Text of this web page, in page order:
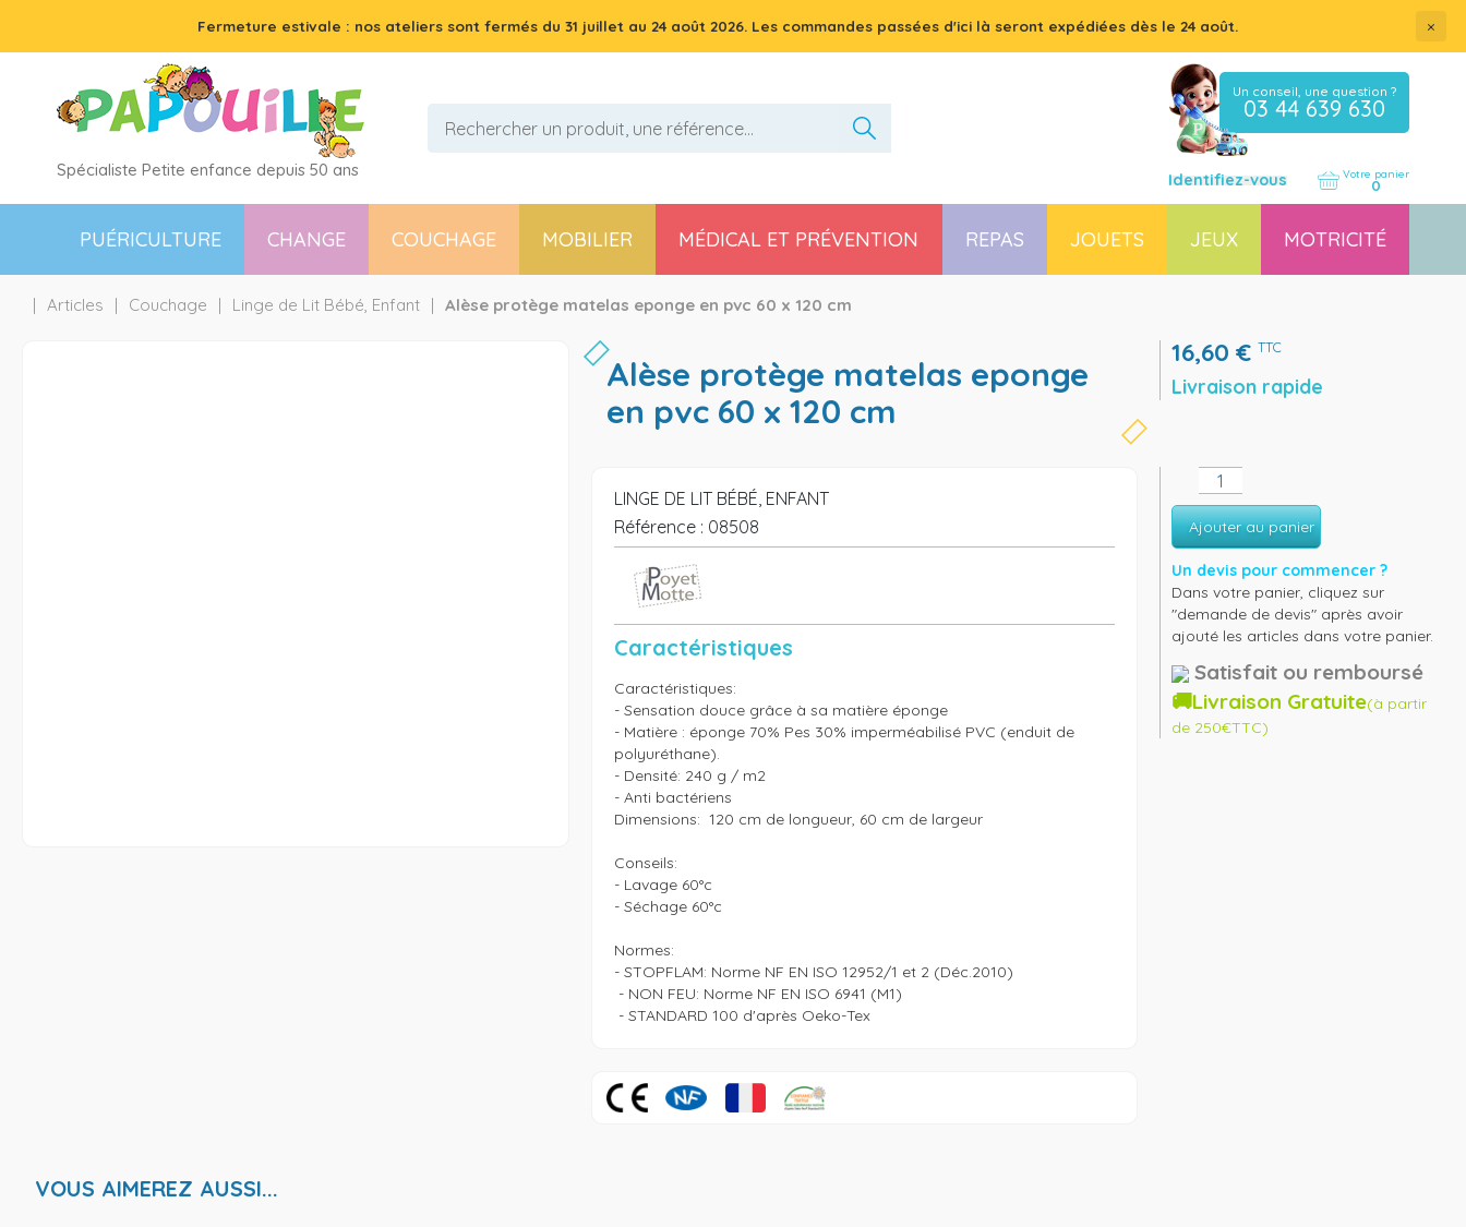
Fermeture estivale : nos ateliers sont fermés du 31 juillet au 24 août 2026. Les commandes passées d'ici là seront expédiées dès le 24 août. ×
Spécialiste Petite enfance depuis 50 ans
Un conseil, une question ?
03 44 639 630
Identifiez-vous Votre panier
0
PUÉRICULTURE CHANGE COUCHAGE MOBILIER MÉDICAL ET PRÉVENTION REPAS JOUETS JEUX MOTRICITÉ
Articles Couchage Linge de Lit Bébé, Enfant Alèse protège matelas eponge en pvc 60 x 120 cm
alèse protège matelas eponge
en pvc 60 x 120 cm
16,60€ TTC
Livraison rapide
LINGE DE LIT BÉBÉ, ENFANT
Référence : 08508
Caractéristiques
Caractéristiques:
- Sensation douce grâce à sa matière éponge
- Matière : éponge 70% Pes 30% imperméabilisé PVC (enduit de
polyuréthane).
- Densité: 240 g / m2
- Anti bactériens
Dimensions:  120 cm de longueur, 60 cm de largeur
Conseils:
- Lavage 60°c
- Séchage 60°c
Normes:
- STOPFLAM: Norme NF EN ISO 12952/1 et 2 (Déc.2010)
- STANDARD 100 d'après Oeko-Tex
Ajouter au panier
Un devis pour commencer ?
Dans votre panier, cliquez sur
"demande de devis" après avoir
ajouté les articles dans votre panier.
Satisfait ou remboursé
🚚Livraison Gratuite(à partir
de 250€TTC)
VOUS AIMEREZ AUSSI...